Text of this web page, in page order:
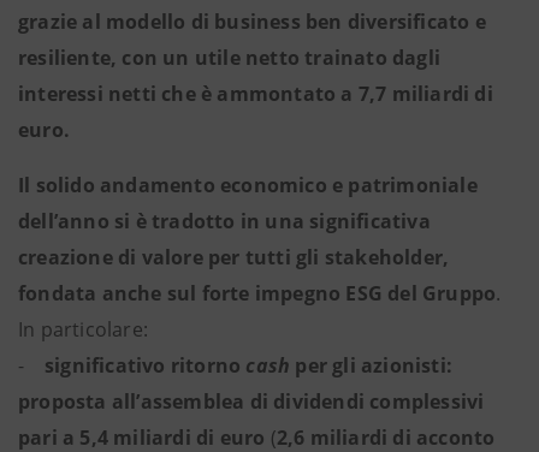
grazie al modello di business ben diversificato e
resiliente, con un utile netto trainato dagli
interessi netti che è ammontato a 7,7 miliardi di
euro.
Il solido andamento economico e patrimoniale
dell’anno si è tradotto in una significativa
creazione di valore per tutti gli stakeholder,
fondata anche sul forte impegno ESG del Gruppo.
In particolare:
- significativo ritorno cash per gli azionisti:
proposta all’assemblea di dividendi complessivi
pari a 5,4 miliardi di euro (2,6 miliardi di acconto